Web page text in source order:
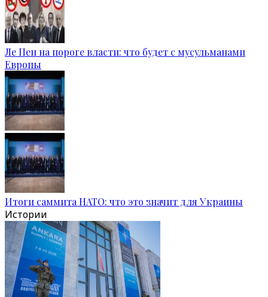
Ле Пен на пороге власти: что будет с мусульманами
Европы
Итоги саммита НАТО: что это значит для Украины
Истории